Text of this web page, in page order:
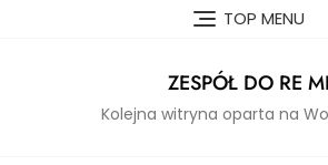
TOP MENU
ZESPÓŁ DO RE MI
Kolejna witryna oparta na